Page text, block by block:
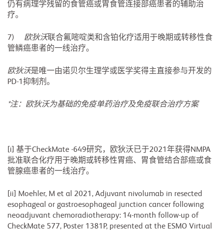
仍有病理学残留的食管癌或胃食管连接部癌患者的辅助治
疗。
7) 欧狄沃联合氟嘧啶类和含铂化疗适用于晚期或转移性食
管鳞癌患者的一线治疗。
欧狄沃是唯一由诺贝尔生理学或医学奖得主直接参与开发的
PD-1抑制剂。
*注：欧狄沃为基础的免疫单药治疗及免疫联合治疗方案
[i] 基于CheckMate -649研究，欧狄沃已于2021年获得NMPA
批准联合化疗用于晚期或转移性胃癌、胃食管结合部癌或食
管腺癌患者的一线治疗。
[ii] Moehler, M et al 2021, Adjuvant nivolumab in resected
esophageal or gastroesophageal junction cancer following
neoadjuvant chemoradiotherapy: 14-month follow-up of
CheckMate 577, Poster 1381P, presented at the ESMO Virtual